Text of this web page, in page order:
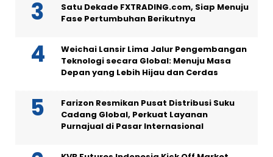
Satu Dekade FXTRADING.com, Siap Menuju
Fase Pertumbuhan Berikutnya
Weichai Lansir Lima Jalur Pengembangan
Teknologi secara Global: Menuju Masa
Depan yang Lebih Hijau dan Cerdas
Farizon Resmikan Pusat Distribusi Suku
Cadang Global, Perkuat Layanan
Purnajual di Pasar Internasional